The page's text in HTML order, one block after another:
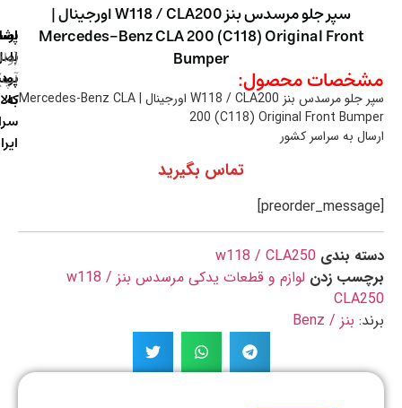
سپر جلو مرسدس بنز W118 / CLA200 اورجینال |
Mercedes-Benz CLA 200 (C118) Original Front
Bumper
محصول:
سپر جلو مرسدس بنز W118 / CLA200 اورجینال | Mercedes-Benz CLA
200 (C118) Original Front
به سراسر کشور
تماس بگیرید
بندی w118 / CLA250
زدن
لوازم و قطعات یدکی مرسدس بنز w118 /
بنز / Benz
ارسال
به
سراسر
اصالت
کالا
پشتیبانی
(واتس